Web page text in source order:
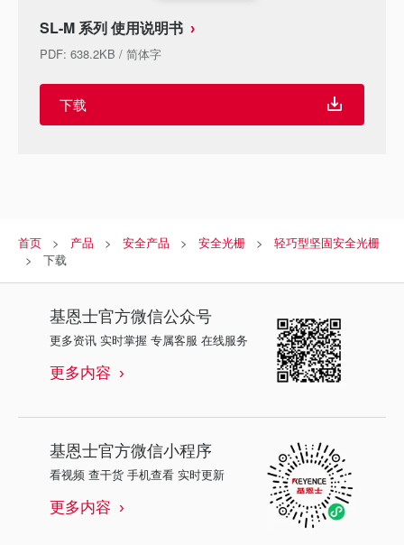
SL-M 系列 使用说明书
PDF: 638.2KB / 简体字
下载
首页 产品 安全产品 安全光栅
轻巧型坚固安全光栅
下载
基恩士官方微信公众号
更多资讯 实时掌握 专属客服 在线服务
更多内容
基恩士官方微信小程序
看视频 查干货 手机查看 实时更新
更多内容